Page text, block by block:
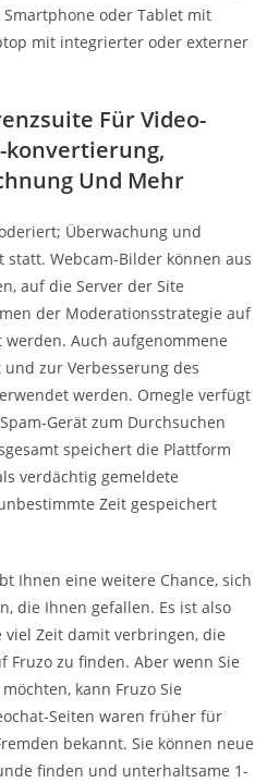
oder Tablet mit
mit integrierter oder externer
Für Video-
konvertierung,
Und Mehr
Überwachung und
Webcam-Bilder können aus
auf die Server der Site
der Moderationsstrategie auf
Auch aufgenommene
zur Verbesserung des
werden. Omegle verfügt
Gerät zum Durchsuchen
speichert die Plattform
verdächtig gemeldete
Zeit gespeichert
Ihnen eine weitere Chance, sich
die Ihnen gefallen. Es ist also
viel Zeit damit verbringen, die
Fruzo zu finden. Aber wenn Sie
kann Fruzo Sie
Seiten waren früher für
bekannt. Sie können neue
finden und unterhaltsame 1-